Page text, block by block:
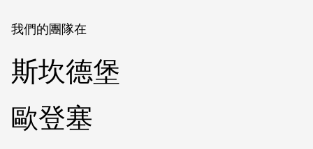
我們的團隊在
斯坎德堡
歐登塞